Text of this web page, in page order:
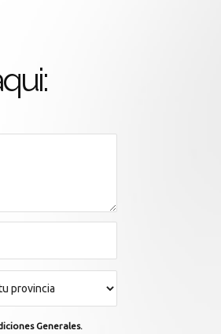
Generales.